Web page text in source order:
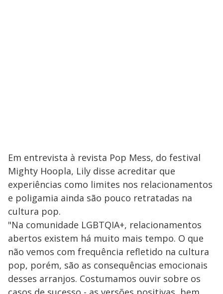
Em entrevista à revista Pop Mess, do festival
Mighty Hoopla, Lily disse acreditar que
experiências como limites nos relacionamentos
e poligamia ainda são pouco retratadas na
cultura pop.
"Na comunidade LGBTQIA+, relacionamentos
abertos existem há muito mais tempo. O que
não vemos com frequência refletido na cultura
pop, porém, são as consequências emocionais
desses arranjos. Costumamos ouvir sobre os